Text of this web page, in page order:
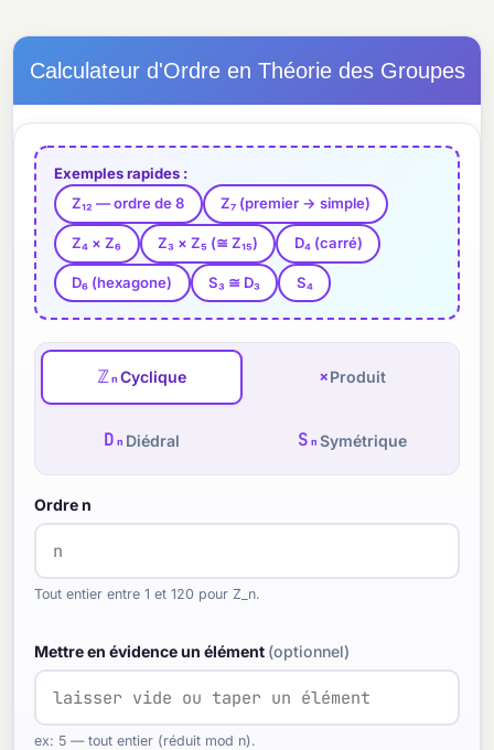
Calculateur d'Ordre en Théorie des Groupes
Exemples rapides :
Z₁₂ — ordre de 8
Z₇ (premier → simple)
Z₄ × Z₆ Z₃ × Z₅ (≅ Z₁₅) D₄ (carré)
D₆ (hexagone) S₃ ≅ D₃ S₄
ℤₙCyclique ×Produit
Dₙ Diédral SₙSymétrique
Ordre n
Tout entier entre 1 et 120 pour Z_n.
Mettre en évidence un élément (optionnel)
ex: 5 — tout entier (réduit mod n).